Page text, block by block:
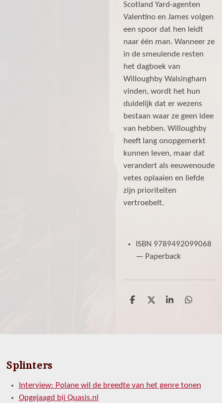
Scotland Yard-agenten
Valentino en James volgen
een spoor dat hen leidt
naar één man. Wanneer ze
in de smeulende resten
het dagboek van
Willoughby Walsingham
vinden, wordt het hun
duidelijk dat er wezens
bestaan waar ze geen idee
van hebben. Willoughby
heeft lang onopgemerkt
kunnen leven, maar dat
verandert als eeuwenoude
vetes oplaaien en liefde
zijn prioriteiten
vertroebelt.
ISBN 9789492099068
— Paperback
D
D
S
D
Splinters
Interview: Polane wil de breedte van het genre tonen
Opgejaagd bij Quasis.nl